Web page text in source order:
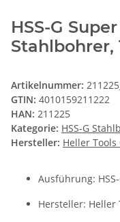
HSS-G
Stahlbohrer,
Artikelnummer:
GTIN: 4010159211222
HAN: 211225
Kategorie: HSS-G
Hersteller: Heller Tools
Ausführung:
Hersteller: Heller